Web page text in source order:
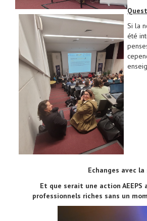
Si la
été
Echanges avec la
Et que serait une action AEEPS
professionnels riches sans un